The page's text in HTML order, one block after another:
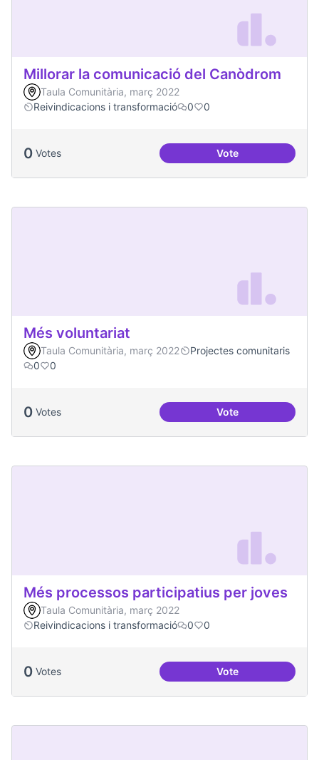
Millorar la comunicació del Canòdrom
Taula Comunitària, març 2022
Reivindicacions i transformació
0 0
0 Votes VoteMillorar la
Més voluntariat
Taula Comunitària, març 2022
Projectes comunitaris
0
0
0 Votes VoteMés voluntariat
Més processos participatius per joves
Taula Comunitària, març 2022
Reivindicacions i transformació
0 0
0 Votes VoteMés processos